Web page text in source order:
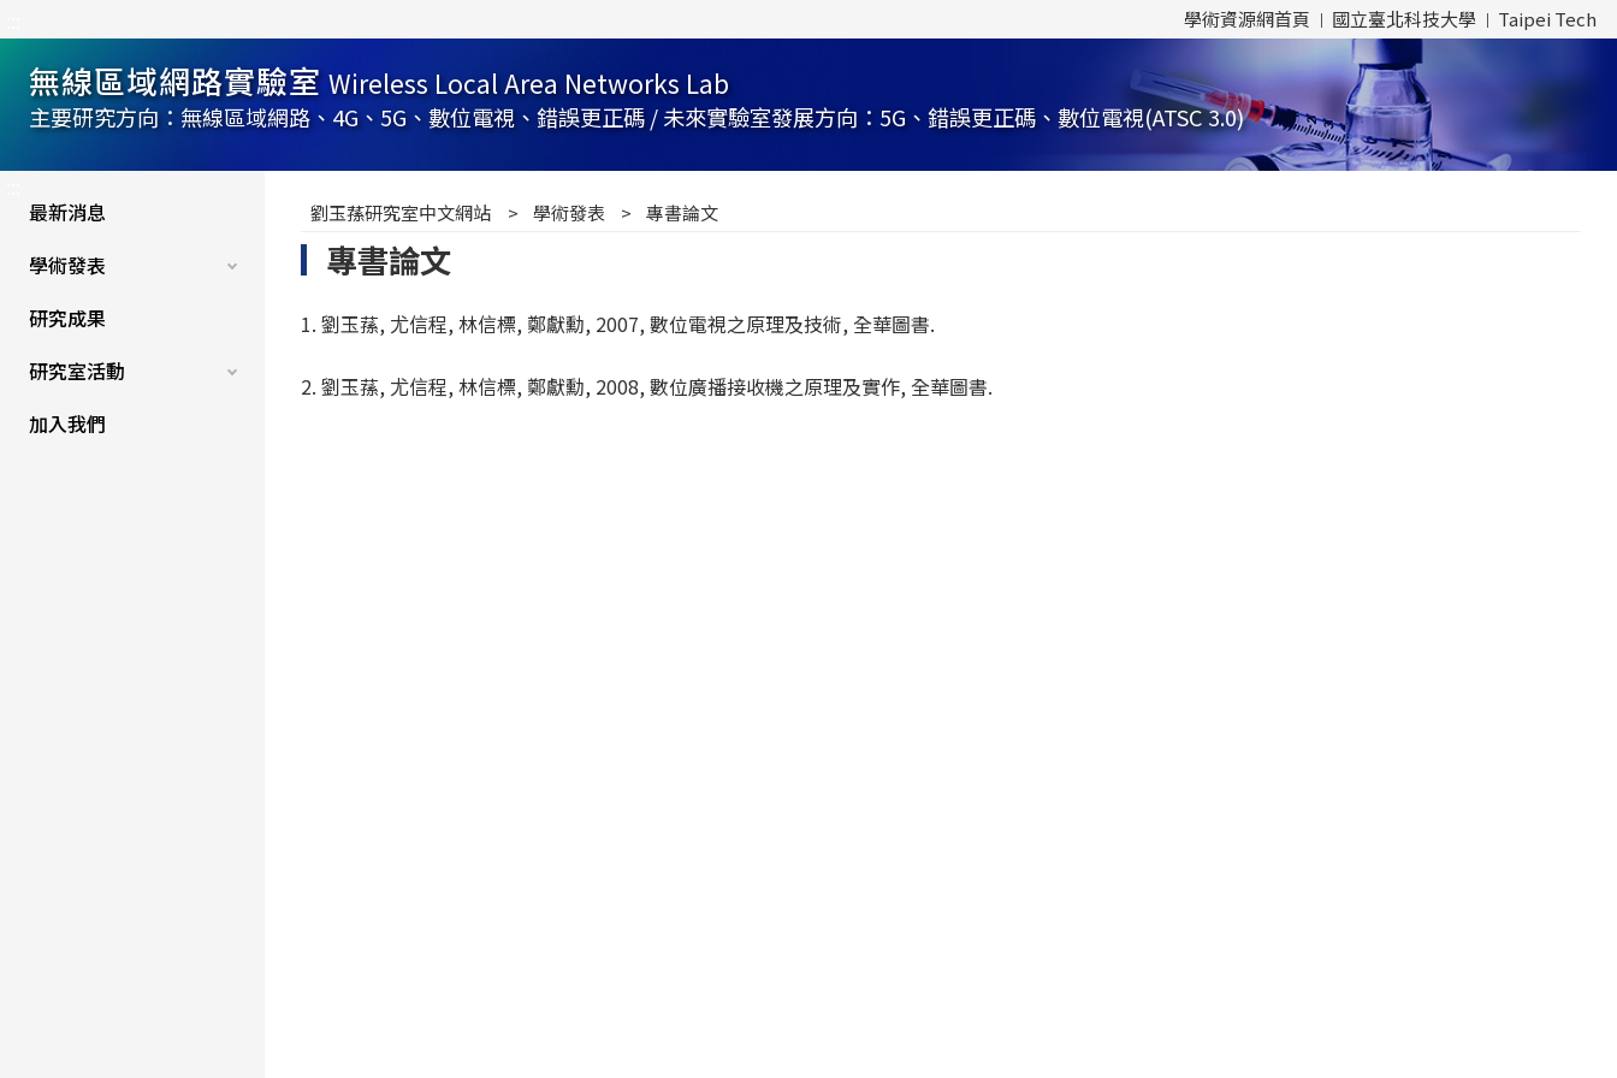
學術資源網首頁 國立臺北科技大學 Taipei Tech
無線區域網路實驗室 Wireless Local Area Networks Lab
主要研究方向：無線區域網路、4G、5G、數位電視、錯誤更正碼 / 未來實驗室發展方向：5G、錯誤更正碼、數位電視(ATSC 3.0)
最新消息
學術發表
研究成果
研究室活動
加入我們
劉玉蓀研究室中文網站 學術發表 專書論文
專書論文
1. 劉玉蓀, 尤信程, 林信標, 鄭獻勳, 2007, 數位電視之原理及技術, 全華圖書.
2. 劉玉蓀, 尤信程, 林信標, 鄭獻勳, 2008, 數位廣播接收機之原理及實作, 全華圖書.